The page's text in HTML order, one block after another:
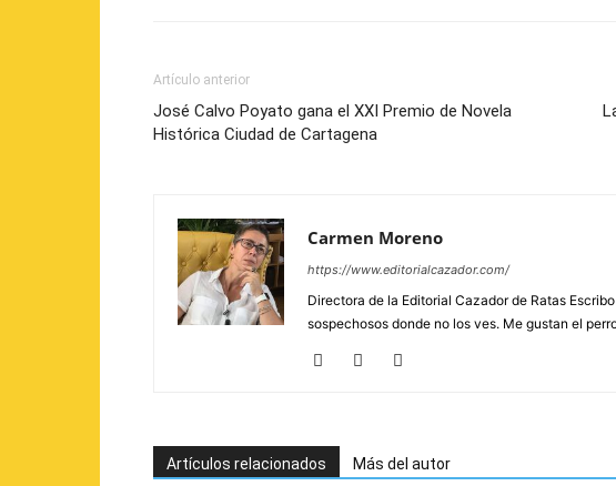
Artículo anterior
José Calvo Poyato gana el XXI Premio de Novela
Histórica Ciudad de Cartagena
Carmen Moreno
https://www.editorialcazador.com/
Directora de la Editorial Cazador de Ratas
sospechosos donde no los ves. Me gustan el
Artículos relacionados Más del autor